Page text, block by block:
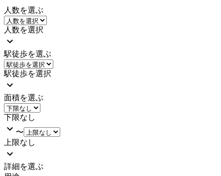
人数を選ぶ
人数を選択
駅徒歩を選ぶ
駅徒歩を選択
面積を選ぶ
下限なし
〜
上限なし
詳細を選ぶ